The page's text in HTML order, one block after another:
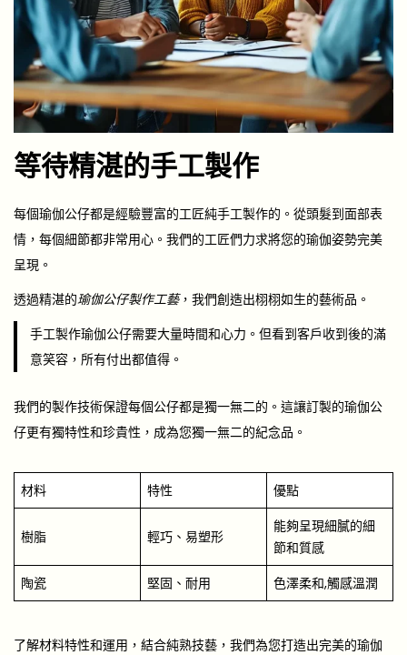
等待精湛的手工製作
每個瑜伽公仔都是經驗豐富的工匠純手工製作的。從頭髮到面部表
情，每個細節都非常用心。我們的工匠們力求將您的瑜伽姿勢完美
呈現。
透過精湛的瑜伽公仔製作工藝，我們創造出栩栩如生的藝術品。
手工製作瑜伽公仔需要大量時間和心力。但看到客戶收到後的滿
意笑容，所有付出都值得。
我們的製作技術保證每個公仔都是獨一無二的。這讓訂製的瑜伽公
仔更有獨特性和珍貴性，成為您獨一無二的紀念品。
材料 特性 優點
樹脂 輕巧、易塑形
能夠呈現細膩的細
節和質感
陶瓷
堅固、耐用 色澤柔和,觸感溫潤
了解材料特性和運用，結合純熟技藝，我們為您打造出完美的瑜伽